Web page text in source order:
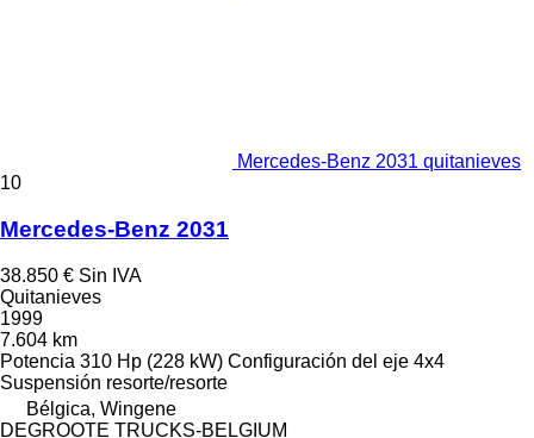
Mercedes-Benz 2031 quitanieves
10
Mercedes-Benz 2031
38.850 € Sin IVA
Quitanieves
1999
7.604 km
Potencia 310 Hp (228 kW) Configuración del eje 4x4
Suspensión resorte/resorte
Bélgica, Wingene
DEGROOTE TRUCKS-BELGIUM